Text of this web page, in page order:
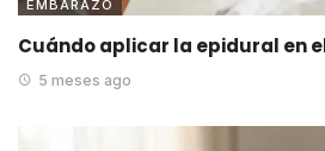
EMBARAZO
Cuándo aplicar la epidural en
5 meses ago